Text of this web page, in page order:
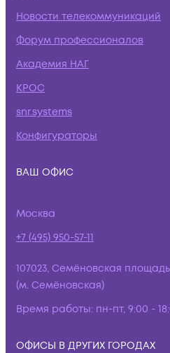
Новости телекоммуникаций
Форум профессионалов
Академия НАГ
КРОС
snr.systems
Конфигураторы
ВАШ ОФИС
Москва
+7 (495) 950-57-11
107023, Семёновская
(м. Семёновская)
Время работы: пн-пт, 9:00 -
ОФИСЫ В ДРУГИХ ГОРОДАХ